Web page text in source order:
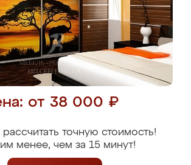
от 38 000 ₽
точную стоимость!
менее, чем за 15 минут!